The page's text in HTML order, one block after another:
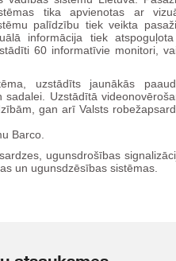
tika apvienotas ar
palīdzību tiek veikta
informācija tiek
60 informatīvie monitori,
uzstādīts jaunākās
Uzstādītā
gan arī Valsts
Barco.
ugunsdrošības
un ugunsdzēsības sistēmas.